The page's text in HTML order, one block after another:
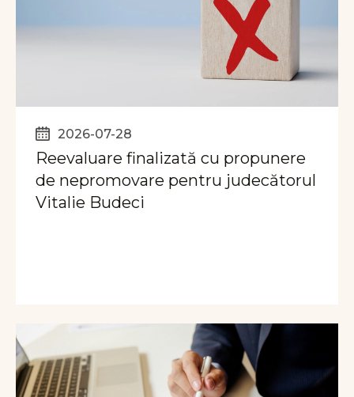
2026-07-28
Reevaluare finalizată cu propunere
de nepromovare pentru judecătorul
Vitalie Budeci